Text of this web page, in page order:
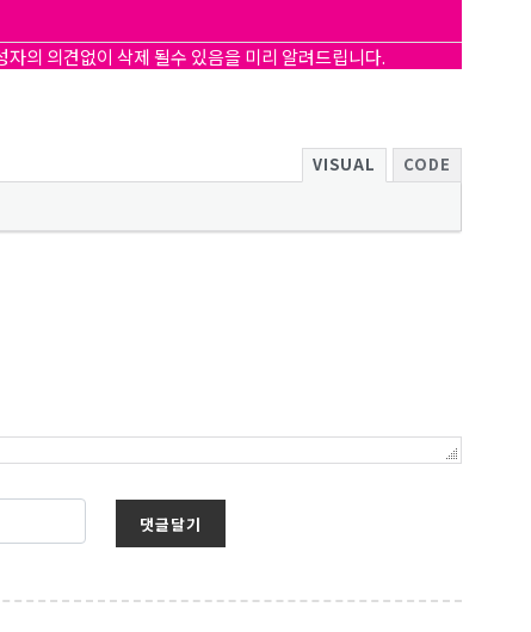
의 의견없이 삭제 될수 있음을 미리 알려드립니다.
VISUAL CODE
댓글달기
받아